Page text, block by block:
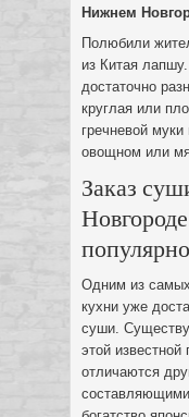
Нижнем
Полюбили
из Китая
достаточно
круглая или
гречневой
овощном или
Заказ
Одним из
кухни уже
суши.
этой
отличаются